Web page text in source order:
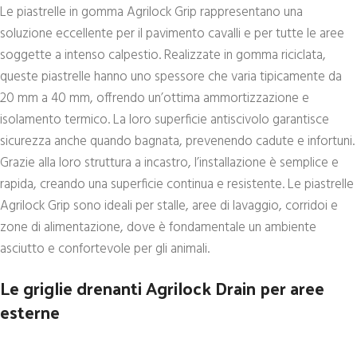
Le piastrelle in gomma Agrilock Grip rappresentano una
soluzione eccellente per il pavimento cavalli e per tutte le aree
soggette a intenso calpestio. Realizzate in gomma riciclata,
queste piastrelle hanno uno spessore che varia tipicamente da
20 mm a 40 mm, offrendo un’ottima ammortizzazione e
isolamento termico. La loro superficie antiscivolo garantisce
sicurezza anche quando bagnata, prevenendo cadute e infortuni.
Grazie alla loro struttura a incastro, l’installazione è semplice e
rapida, creando una superficie continua e resistente. Le piastrelle
Agrilock Grip sono ideali per stalle, aree di lavaggio, corridoi e
zone di alimentazione, dove è fondamentale un ambiente
asciutto e confortevole per gli animali.
Le griglie drenanti Agrilock Drain per aree
esterne